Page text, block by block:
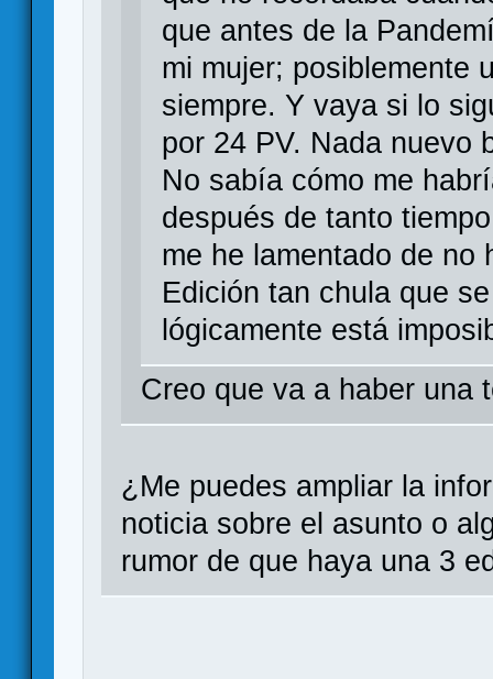
que antes de la
mi mujer; posiblemente
siempre. Y vaya si lo
por 24 PV. Nada nuevo
No sabía cómo me
después de tanto
me he lamentado de no
Edición tan chula que
lógicamente está
Creo que va a haber una
¿Me puedes ampliar la
noticia sobre el asunto o
rumor de que haya una 3